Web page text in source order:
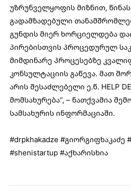
უზრუნველყოფის მიზნით,
გადამზადებული
გუნდის მიერ ხორციელდება
პირებისთვის პროცედურულ
მიმდინარე პროცესებზე
კონსულტაციის გაწევა. მათ
არის შესაძლებელი ე.წ. HELP
მომსახურება“, – ნათქვამია
სამსახურის ინფორმაციაში.
#drpkhakadze #გიორგიფხაკაძე
#shenistartup #აქხარისხია